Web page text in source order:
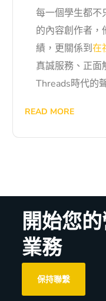
每一個學生都不
的內容創作者，
績，更關係到在
真誠服務、正面
Threads時代的
READ MORE
開始您
業務
保持聯繫